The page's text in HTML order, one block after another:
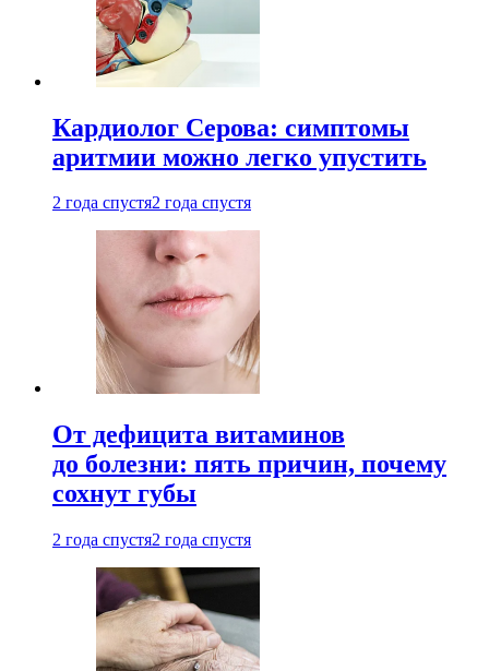
Кардиолог Серова: симптомы
аритмии можно легко упустить
2 года спустя2 года спустя
От дефицита витаминов
до болезни: пять причин, почему
сохнут губы
2 года спустя2 года спустя